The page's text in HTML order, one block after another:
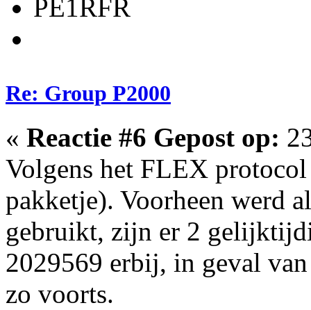
PE1RFR
Re: Group P2000
« Reactie #6 Gepost op:
Volgens het FLEX
pakketje). Voorheen werd
gebruikt, zijn er 2
2029569 erbij, in geval
zo voorts.